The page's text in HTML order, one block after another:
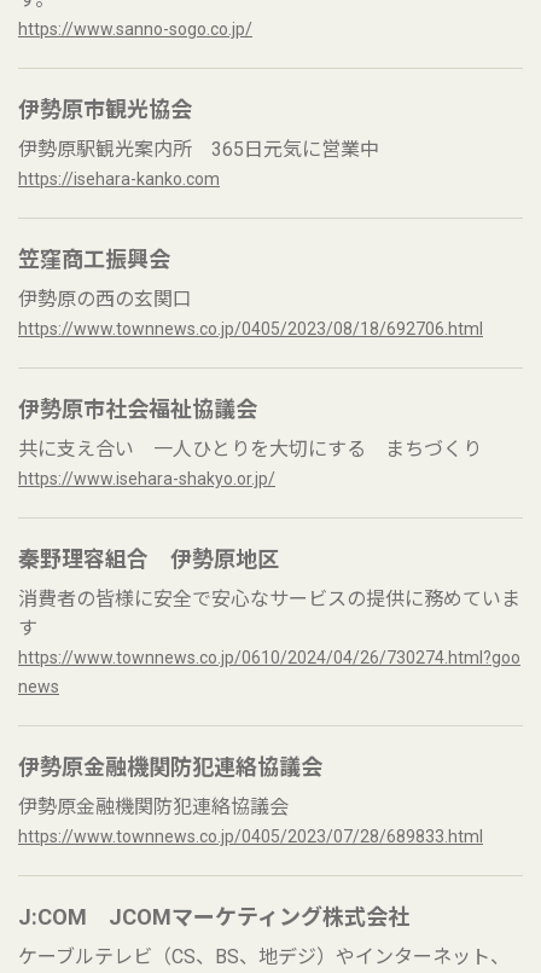
https://www.sanno-sogo.co.jp/
伊勢原市観光協会
伊勢原駅観光案内所 365日元気に営業中
https://isehara-kanko.com
笠窪商工振興会
伊勢原の西の玄関口
https://www.townnews.co.jp/0405/2023/08/18/692706.html
伊勢原市社会福祉協議会
共に支え合い 一人ひとりを大切にする まちづくり
https://www.isehara-shakyo.or.jp/
秦野理容組合 伊勢原地区
消費者の皆様に安全で安心なサービスの提供に務めていま
す
https://www.townnews.co.jp/0610/2024/04/26/730274.html?goo
news
伊勢原金融機関防犯連絡協議会
伊勢原金融機関防犯連絡協議会
https://www.townnews.co.jp/0405/2023/07/28/689833.html
J:COM JCOMマーケティング​株式会社
ケーブルテレビ（CS、BS、地デジ）やインターネット、